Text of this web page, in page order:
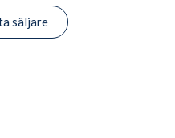
säljare